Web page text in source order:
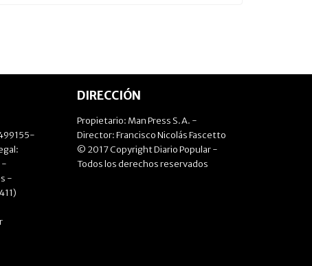
-
-
DIRECCIÓN
Propietario: Man Press S.A. -
Director: Francisco Nicolás Fascetto
© 2017 Copyright Diario Popular -
Todos los derechos reservados